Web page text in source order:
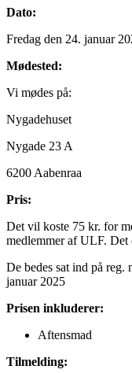
Dato:
Fredag den 24. januar
Mødested:
Vi mødes på:
Nygadehuset
Nygade 23 A
6200 Aabenraa
Pris:
Det vil koste 75 kr. for
medlemmer af ULF. Det
De bedes sat ind på reg.
januar 2025
Prisen inkluderer:
Aftensmad
Tilmelding: